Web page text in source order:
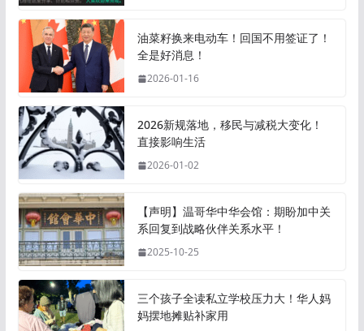
油菜籽换来电动车！回国不用签证了！
全是好消息！
2026-01-16
2026新规落地，移民与减税大变化！
直接影响生活
2026-01-02
【声明】温哥华中华会馆：期盼加中关
系回复到战略伙伴关系水平！
2025-10-25
三个孩子全读私立学校压力大！华人妈
妈摆地摊贴补家用